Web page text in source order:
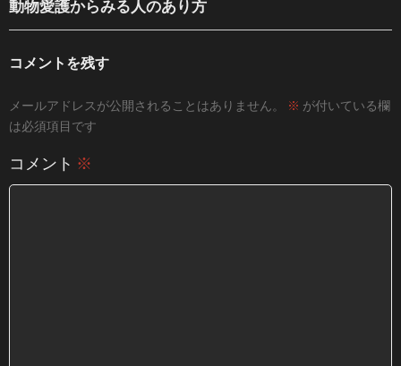
動物愛護からみる人のあり方
コメントを残す
メールアドレスが公開されることはありません。 ※ が付いている欄
は必須項目です
コメント ※